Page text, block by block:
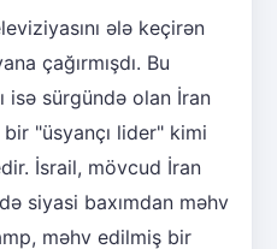
ələ keçirən
çağırmışdı. Bu
isə sürgündə olan İran
"üsyançı lider" kimi
İsrail, mövcud İran
siyasi baxımdan məhv
məhv edilmiş bir